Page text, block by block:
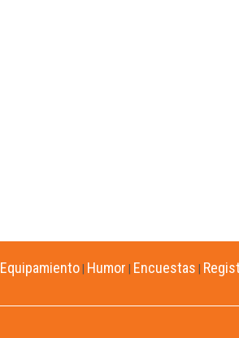
Equipamiento Humor Encuestas